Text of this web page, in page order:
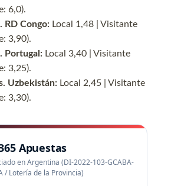
6,0).
RD Congo: Local 1,48 | Visitante
3,90).
Portugal: Local 3,40 | Visitante
3,25).
Uzbekistán: Local 2,45 | Visitante
3,30).
Apuestas
en Argentina (DI-2022-103-GCABA-
/ Lotería de la Provincia)